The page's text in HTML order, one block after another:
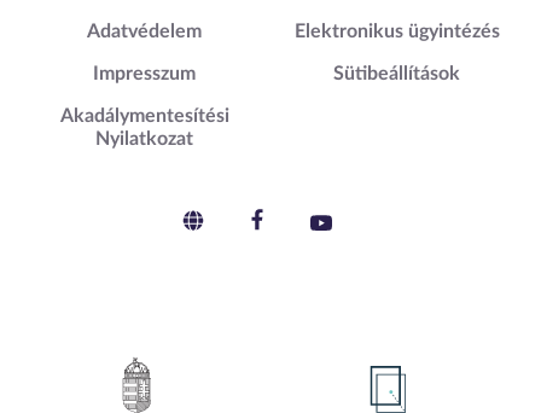
Adatvédelem
Impresszum
Akadálymentesítési
Nyilatkozat
Elektronikus ügyintézés
Sütibeállítások